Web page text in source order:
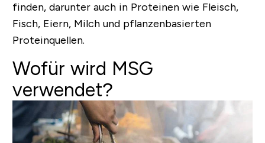
finden, darunter auch in Proteinen wie Fleisch,
Fisch, Eiern, Milch und pflanzenbasierten
Proteinquellen.
Wofür wird MSG
verwendet?